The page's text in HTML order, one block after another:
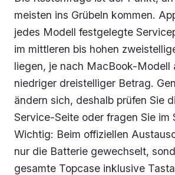
meisten ins Grübeln kommen.
jedes Modell festgelegte
im mittleren bis hohen
liegen, je nach MacBook-Modell
niedriger dreistelliger Betrag.
ändern sich, deshalb prüfen Sie
Service-Seite oder fragen Sie im
Wichtig: Beim offiziellen
nur die Batterie gewechselt,
gesamte Topcase inklusive